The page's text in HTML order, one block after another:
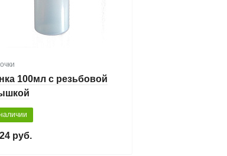
100мл с резьбовой
24 руб.